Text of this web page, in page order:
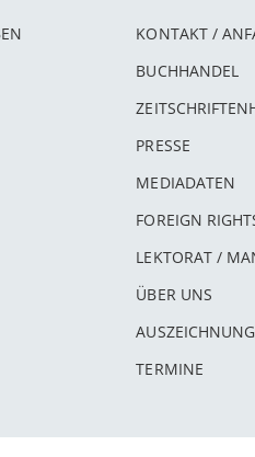
KONTAKT /
BUCHHANDEL
PRESSE
MEDIADATEN
FOREIGN
LEKTORAT /
ÜBER UNS
TERMINE